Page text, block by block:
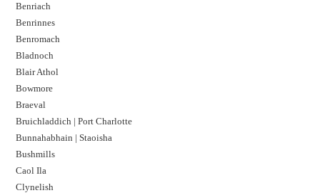
Benriach
Benrinnes
Benromach
Bladnoch
Blair Athol
Bowmore
Braeval
Bruichladdich | Port Charlotte
Bunnahabhain | Staoisha
Bushmills
Caol Ila
Clynelish